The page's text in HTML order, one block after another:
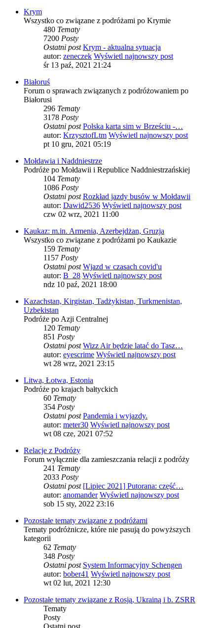
Krym
Wszystko co związane z podróżami po Krymie
480 Tematy
7200 Posty
Ostatni post Krym - aktualna sytuacja
autor: zeneczek Wyświetl najnowszy post
śr 13 paź, 2021 21:24
Białoruś
Forum o sprawach związanych z podróżowaniem po
Białorusi
296 Tematy
3178 Posty
Ostatni post Polska karta sim w Brześciu -…
autor: KrzysztofLtm Wyświetl najnowszy post
pt 10 gru, 2021 05:19
Mołdawia i Naddniestrze
Podróże po Mołdawii i Republice Naddniestrzańskiej
104 Tematy
1086 Posty
Ostatni post Rozkład jazdy busów w Mołdawii
autor: Dawid2536 Wyświetl najnowszy post
czw 02 wrz, 2021 11:00
Kaukaz: m.in. Armenia, Azerbejdżan, Gruzja
Wszystko co związane z podróżami po Kaukazie
159 Tematy
1157 Posty
Ostatni post Wjazd w czasach covid'u
autor: B_28 Wyświetl najnowszy post
ndz 10 paź, 2021 18:00
Kazachstan, Kirgistan, Tadżykistan, Turkmenistan,
Uzbekistan
Podróże po Azji Centralnej
120 Tematy
851 Posty
Ostatni post Wizz Air będzie latać do Tasz…
autor: eyescrime Wyświetl najnowszy post
wt 28 wrz, 2021 23:15
Litwa, Łotwa, Estonia
Podróże po krajach bałtyckich
60 Tematy
354 Posty
Ostatni post Pandemia i wyjazdy.
autor: meter30 Wyświetl najnowszy post
wt 08 cze, 2021 07:52
Relacje z Podróży
Forum wyłącznie dla zamieszczania relacji z podróży
241 Tematy
2033 Posty
Ostatni post [Lipiec 2021] Putorana: część…
autor: anomander Wyświetl najnowszy post
sob 15 sty, 2022 23:16
Pozostałe tematy związane z podróżami
Tematy podróżnicze, które nie pasują do powyższych
kategorii
62 Tematy
348 Posty
Ostatni post System Informacyjny Schengen
autor: bober41 Wyświetl najnowszy post
wt 02 lut, 2021 12:30
Pozostałe tematy związane z Rosją, Ukrainą i b. ZSRR
Tematy
Posty